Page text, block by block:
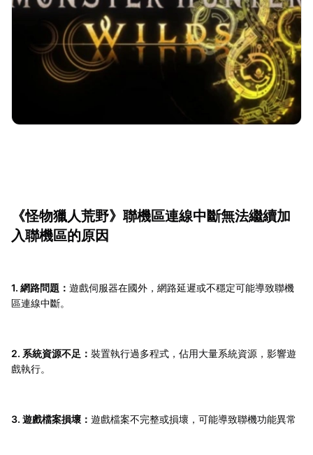
《怪物獵人荒野》聯機區連線中斷無法繼續加
入聯機區的原因
1. 網路問題： 遊戲伺服器在國外，網路延遲或不穩定可能導致聯機
區連線中斷。
2. 系統資源不足： 裝置執行過多程式，佔用大量系統資源，影響遊
戲執行。
3. 遊戲檔案損壞： 遊戲檔案不完整或損壞，可能導致聯機功能異常